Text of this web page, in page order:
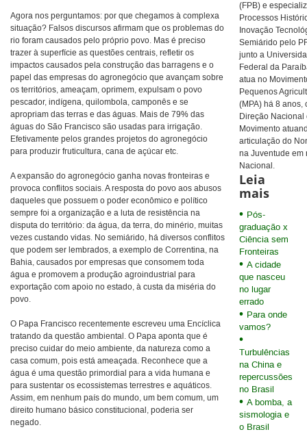
(FPB) e
Processos
Inovação
Semiárido pelo
junto a
Federal da
atua no
Pequenos
(MPA) há 8 anos,
Direção Nacional
Movimento
articulação do
na Juventude em
Nacional.
Agora nos perguntamos: por que chegamos à complexa
situação? Falsos discursos afirmam que os problemas do
rio foram causados pelo próprio povo. Mas é preciso
trazer à superfície as questões centrais, refletir os
impactos causados pela construção das barragens e o
papel das empresas do agronegócio que avançam sobre
os territórios, ameaçam, oprimem, expulsam o povo
pescador, indígena, quilombola, camponês e se
apropriam das terras e das águas. Mais de 79% das
águas do São Francisco são usadas para irrigação.
Efetivamente pelos grandes projetos do agronegócio
para produzir fruticultura, cana de açúcar etc.
A expansão do agronegócio ganha novas fronteiras e
provoca conflitos sociais. A resposta do povo aos abusos
daqueles que possuem o poder econômico e político
sempre foi a organização e a luta de resistência na
disputa do território: da água, da terra, do minério, muitas
vezes custando vidas. No semiárido, há diversos conflitos
que podem ser lembrados, a exemplo de Correntina, na
Bahia, causados por empresas que consomem toda
água e promovem a produção agroindustrial para
exportação com apoio no estado, à custa da miséria do
povo.
O Papa Francisco recentemente escreveu uma Encíclica
tratando da questão ambiental. O Papa aponta que é
preciso cuidar do meio ambiente, da natureza como a
casa comum, pois está ameaçada. Reconhece que a
água é uma questão primordial para a vida humana e
para sustentar os ecossistemas terrestres e aquáticos.
Assim, em nenhum país do mundo, um bem comum, um
direito humano básico constitucional, poderia ser
negado.
Leia
mais
Pós-
graduação x
Ciência sem
Fronteiras
A cidade
que nasceu
no lugar
errado
Para onde
vamos?
Turbulências
na China e
repercussões
no Brasil
A bomba, a
sismologia e
o Brasil